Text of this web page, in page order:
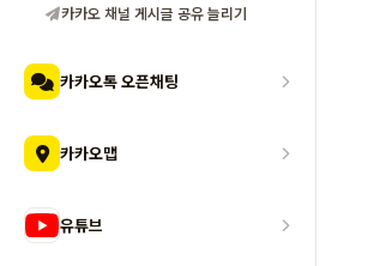
카카오 채널 게시글 공유 늘리기
카카오톡 오픈채팅
카카오맵
유튜브